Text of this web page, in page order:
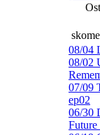
08/04
08/02
07/09
ep02
06/30
Future